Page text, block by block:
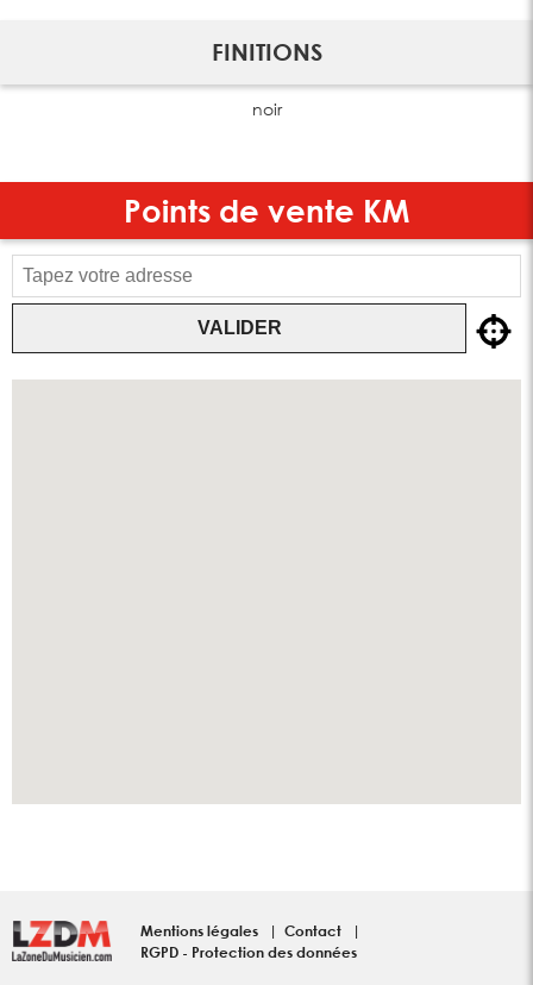
FINITIONS
noir
Points de vente KM
VALIDER
Mentions légales
Contact
RGPD - Protection des données